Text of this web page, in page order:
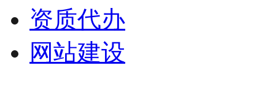
资质代办
网站建设